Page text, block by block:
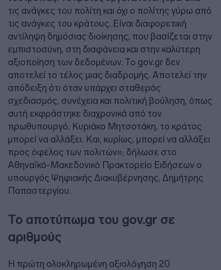
τις ανάγκες του πολίτη και όχι ο πολίτης γύρω από
τις ανάγκες του κράτους. Είναι διαφορετική
αντίληψη δημόσιας διοίκησης, που βασίζεται στην
εμπιστοσύνη, στη διαφάνεια και στην καλύτερη
αξιοποίηση των δεδομένων. Το gov.gr δεν
αποτελεί το τέλος μιας διαδρομής. Αποτελεί την
απόδειξη ότι όταν υπάρχει σταθερός
σχεδιασμός, συνέχεια και πολιτική βούληση, όπως
αυτή εκφράστηκε διαχρονικά από τον
πρωθυπουργό, Κυριάκο Μητσοτάκη, το κράτος
μπορεί να αλλάξει. Και, κυρίως, μπορεί να αλλάξει
προς όφελος των πολιτών», δήλωσε στο
Αθηναϊκό-Μακεδονικό Πρακτορείο Ειδήσεων ο
υπουργός Ψηφιακής Διακυβέρνησης, Δημήτρης
Παπαστεργίου.
Το αποτύπωμα του gov.gr σε
αριθμούς
Η πρώτη ολοκληρωμένη αξιολόγηση 20